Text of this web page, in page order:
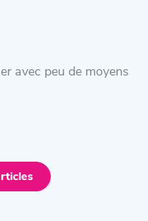
avec peu de moyens